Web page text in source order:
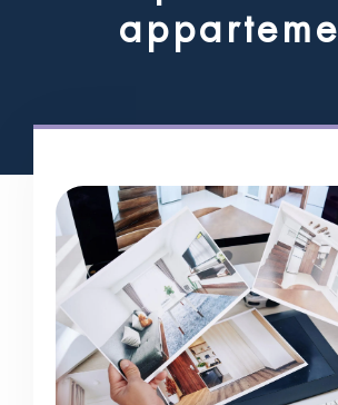
apparteme